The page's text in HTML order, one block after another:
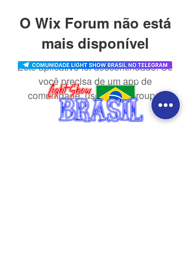
O Wix Forum não está
mais disponível
Este aplicativo foi descontinuado. Se
você precisa de um app de
comunidade, use o Wix Groups.